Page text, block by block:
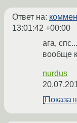
Ответ на:
13:01:42 +00:00
ага,
вообще
nurdus